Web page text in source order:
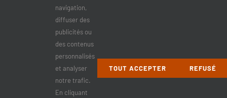
COMPTE CORPORATIF
Compte corporatif
Soumission entreprises
Demande de retour
navigation,
diffuser des
publicités ou
des contenus
personnalisés
et analyser
notre trafic.
En cliquant
TOUT ACCEPTER REFUSÉ